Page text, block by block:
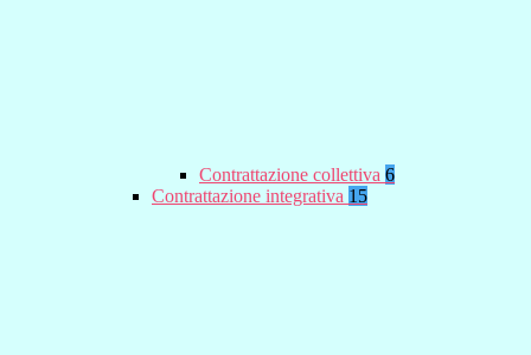
Contrattazione collettiva 6
Contrattazione integrativa 15